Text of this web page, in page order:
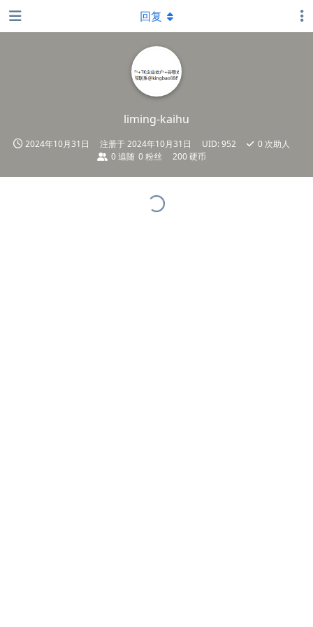
liming-kaihu
2024年10月31日 注册于2024年10月31日 UID:952 0次助人
0 追随 0 粉丝 200 硬币
回复